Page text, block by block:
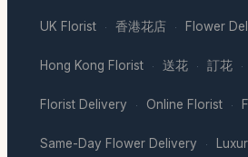
UK Florist · 香港花店 · Flower
Hong Kong Florist · 送花 · 訂花 ·
Florist Delivery · Online Florist ·
Same-Day Flower Delivery ·